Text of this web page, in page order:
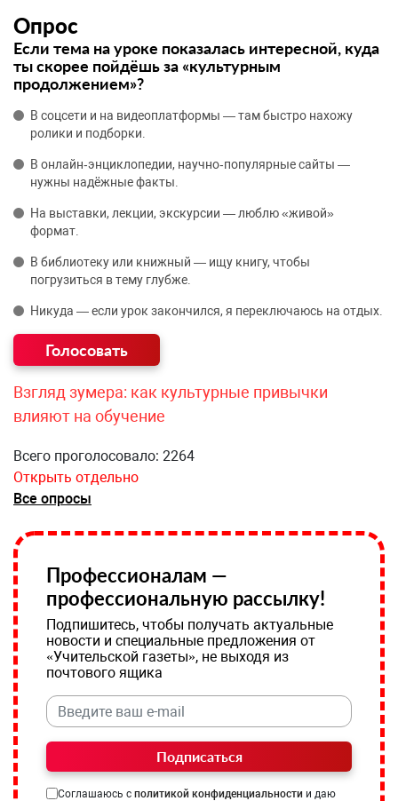
Опрос
Если тема на уроке показалась интересной, куда
ты скорее пойдёшь за «культурным
продолжением»?
В соцсети и на видеоплатформы — там быстро нахожу
ролики и подборки.
В онлайн‑энциклопедии, научно‑популярные сайты —
нужны надёжные факты.
На выставки, лекции, экскурсии — люблю «живой»
формат.
В библиотеку или книжный — ищу книгу, чтобы
погрузиться в тему глубже.
Никуда — если урок закончился, я переключаюсь на отдых.
Взгляд зумера: как культурные привычки
влияют на обучение
Всего проголосовало: 2264
Открыть отдельно
Все опросы
Профессионалам —
профессиональную рассылку!
Подпишитесь, чтобы получать актуальные
новости и специальные предложения от
«Учительской газеты», не выходя из
почтового ящика
Подписаться
Соглашаюсь с политикой конфиденциальности и даю